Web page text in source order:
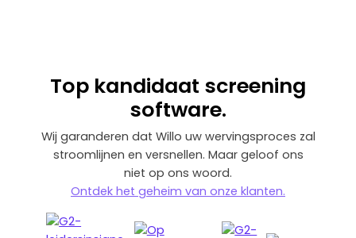
Top kandidaat screening
software.
Wij garanderen dat Willo uw wervingsproces zal
stroomlijnen en versnellen. Maar geloof ons
niet op ons woord.
‍Ontdek het geheim van onze klanten.